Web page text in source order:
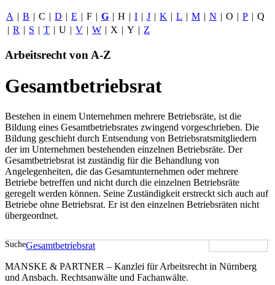
A | B | C | D | E | F | G | H | I | J | K | L | M | N | O | P | Q
| R | S | T | U | V | W | X | Y | Z
Arbeitsrecht von A-Z
Gesamtbetriebsrat
Bestehen in einem Unternehmen mehrere Betriebsräte, ist die
Bildung eines Gesamtbetriebsrates zwingend vorgeschrieben. Die
Bildung geschieht durch Entsendung von Betriebsratsmitgliedern
der im Unternehmen bestehenden einzelnen Betriebsräte. Der
Gesamtbetriebsrat ist zuständig für die Behandlung von
Angelegenheiten, die das Gesamtunternehmen oder mehrere
Betriebe betreffen und nicht durch die einzelnen Betriebsräte
geregelt werden können. Seine Zuständigkeit erstreckt sich auch auf
Betriebe ohne Betriebsrat. Er ist den einzelnen Betriebsräten nicht
übergeordnet.
SucheGesamtbetriebsrat
MANSKE & PARTNER – Kanzlei für Arbeitsrecht in Nürnberg
und Ansbach. Rechtsanwälte und Fachanwälte.